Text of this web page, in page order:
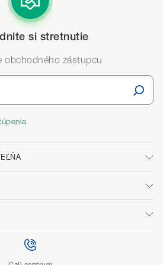
si stretnutie
obchodného zástupcu